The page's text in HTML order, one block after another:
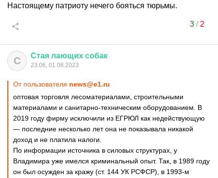
Настоящему патриоту нечего бояться тюрьмы.
3/2
С Стая лающих собак
23:06, 01.08.2023
От пользователя news@e1.ru
оптовая торговля лесоматериалами, строительными
материалами и санитарно-техническим оборудованием. В
2019 году фирму исключили из ЕГРЮЛ как недействующую
— последние несколько лет она не показывала никакой
доход и не платила налоги.
По информации источника в силовых структурах, у
Владимира уже имелся криминальный опыт. Так, в 1989 году
он был осужден за кражу (ст. 144 УК РСФСР), в 1993-м